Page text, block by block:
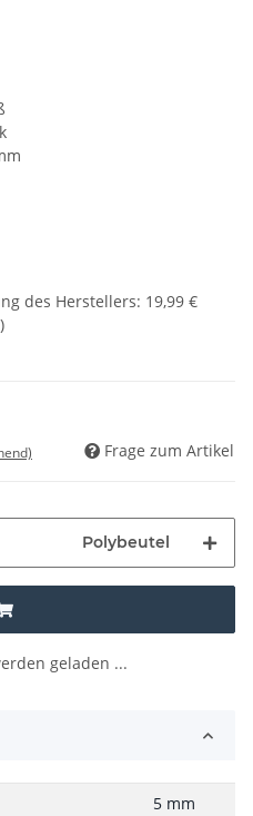
des Herstellers: 19,99 €
)
Frage zum Artikel
Polybeutel
geladen ...
5 mm